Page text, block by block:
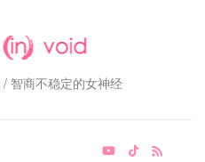
智商不稳定的女神经